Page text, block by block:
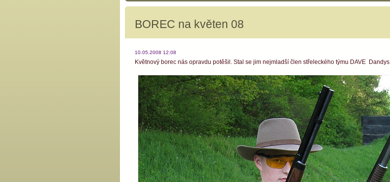
BOREC na květen 08
10.05.2008 12:08
Květnový borec nás opravdu potěšil. Stal se jim nejmladší člen střeleckého týmu DAVE Dandys.